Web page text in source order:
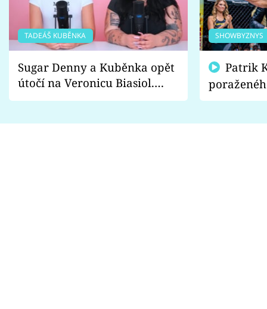
TADEÁŠ KUBĚNKA
Sugar Denny a Kuběnka opět
útočí na Veronicu Biasiol.
Proč je podle nich falešná a
SHOWBYZNYS
fanoušci